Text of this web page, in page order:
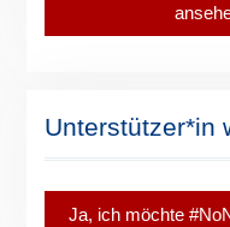
Unterstützer*in
Ja, ich möchte